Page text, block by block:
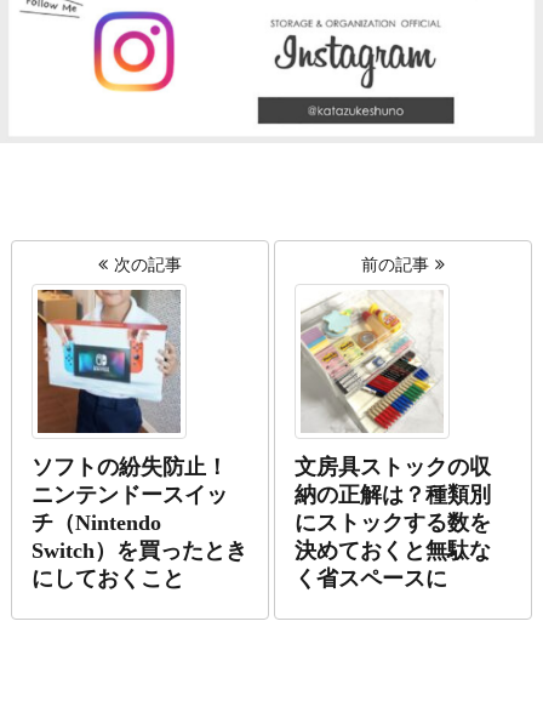
次の記事
ソフトの紛失防止！
ニンテンドースイッ
チ（Nintendo
Switch）を買ったとき
にしておくこと
前の記事
文房具ストックの収
納の正解は？種類別
にストックする数を
決めておくと無駄な
く省スペースに